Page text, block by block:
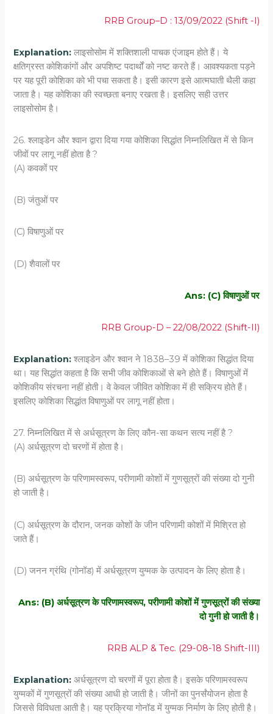
RRB Group–D : 13/09/2022 (Shift -I)
Explanation: लाइसोसोम में शक्तिशाली पाचक एंजाइम होते हैं। ये
क्षतिग्रस्त कोशिकांगों और अपशिष्ट पदार्थों को नष्ट करते हैं। आवश्यकता पड़ने
पर यह पूरी कोशिका को भी पचा सकता है। इसी कारण इसे आत्मघाती थैली कहा
जाता है। यह कोशिका की स्वच्छता बनाए रखता है। इसलिए सही उत्तर
लाइसोसोम है।
26. श्‍लाइडेन और श्‍वान द्वारा दिया गया कोशिका सिद्धांत निम्‍नलिखित में से किन
जीवों पर लागू नहीं होता है ?
(A) कवकों पर
(B) जंतुओं पर
(C) विषाणुओं पर
(D) शैवालों पर
Ans: (C) विषाणुओं पर
RRB Group-D – 22/08/2022 (Shift-II)
Explanation: श्लाइडेन और श्वान ने 1838–39 में कोशिका सिद्धांत दिया
था। यह सिद्धांत कहता है कि सभी जीव कोशिकाओं से बने होते हैं। विषाणुओं में
कोशिकीय संरचना नहीं होती। वे केवल जीवित कोशिका में ही सक्रिय होते हैं।
इसलिए कोशिका सिद्धांत विषाणुओं पर लागू नहीं होता।
27. निम्‍नलिखित में से अर्धसूत्रण के लिए कौन-सा कथन सत्‍य नहीं है ?
(A) अर्धसूत्रण दो चरणों में होता है।
(B) अर्धसूत्रण के परिणामस्‍वरूप, परीणामी कोशों में गुणसूत्रों की संख्‍या दो गुनी
हो जाती है।
(C) अर्धसूत्रण के दौरान, जनक कोशों के जीन परिणामी कोशों में मिश्रित हो
जाते हैं।
(D) जनन ग्रंथि (गोनॉड) में अर्धसूत्रण युग्‍मक के उत्‍पादन के लिए होता है।
Ans: (B) अर्धसूत्रण के परिणामस्‍वरूप, परीणामी कोशों में गुणसूत्रों की संख्‍या
दो गुनी हो जाती है।
RRB ALP & Tec. (29-08-18 Shift-III)
Explanation:अर्धसूत्रण दो चरणों में पूरा होता है। इसके परिणामस्वरूप
युग्मकों में गुणसूत्रों की संख्या आधी हो जाती है। जीनों का पुनर्संयोजन होता है
जिससे विविधता आती है। यह प्रक्रिया गोनॉड में युग्मक निर्माण के लिए होती है।